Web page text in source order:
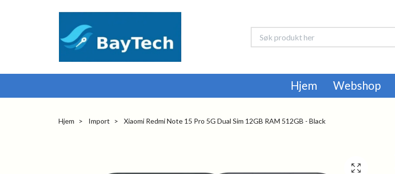
Hjem Webshop
Hjem Import Xiaomi Redmi Note 15 Pro 5G Dual Sim 12GB RAM 512GB - Black